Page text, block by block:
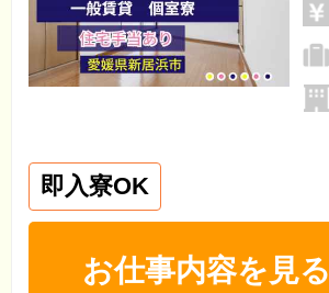
即入寮OK
お仕事内容を見る